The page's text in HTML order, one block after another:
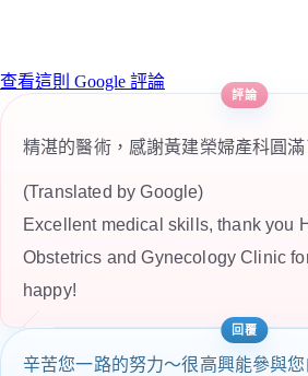
查看這則 Google 評論
精湛的醫術，感謝黃建榮婦產科圓滿
(Translated by Google)
Excellent medical skills, thank you
Obstetrics and Gynecology Clinic
happy!
辛苦您一路的努力～很高興能參與